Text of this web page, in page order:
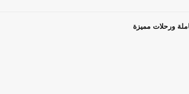
ورحلات مميزة